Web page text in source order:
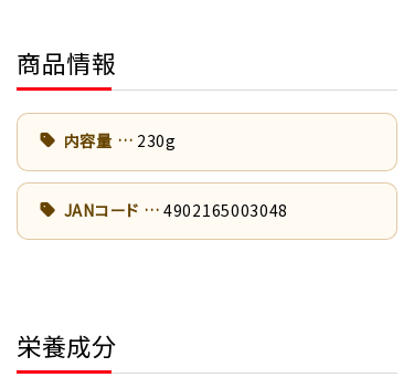
商品情報
内容量 230g
JANコード 4902165003048
栄養成分